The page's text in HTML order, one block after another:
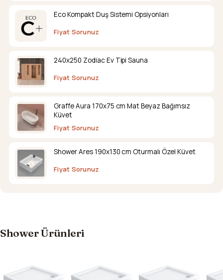
Eco Kompakt Duş Sistemi Opsiyonları
Fiyat Sorunuz
240x250 Zodiac Ev Tipi Sauna
Fiyat Sorunuz
Graffe Aura 170x75 cm Mat Beyaz Bağımsız
Küvet
Fiyat Sorunuz
Shower Ares 190x130 cm Oturmalı Özel Küvet
Fiyat Sorunuz
Shower Ürünleri